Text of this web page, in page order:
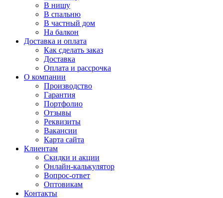
В нишу
В спальню
В частный дом
На балкон
Доставка и оплата
Как сделать заказ
Доставка
Оплата и рассрочка
О компании
Производство
Гарантия
Портфолио
Отзывы
Реквизиты
Вакансии
Карта сайта
Клиентам
Скидки и акции
Онлайн-калькулятор
Вопрос-ответ
Оптовикам
Контакты